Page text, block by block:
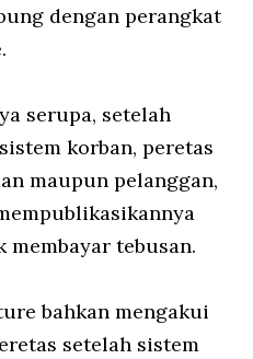
dengan perangkat
serupa, setelah
korban, peretas
maupun pelanggan,
membayar tebusan.
bahkan mengakui
setelah sistem